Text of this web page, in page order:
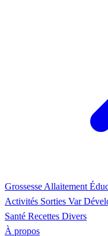
Grossesse Allaitement
Activités Sorties Var
Santé Recettes Divers
À propos